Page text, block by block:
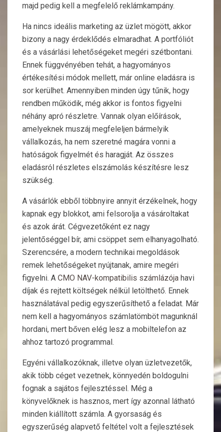
majd pedig kell a megfelelő reklámkampány.
Ha nincs ideális marketing az üzlet mögött, akkor
bizony a nagy érdeklődés elmaradhat. A portfóliót
és a vásárlási lehetőségeket megéri szétbontani.
Ennek függvényében tehát, a hagyományos
értékesítési módok mellett, már online eladásra is
sor kerülhet. Amennyiben minden úgy tűnik, hogy
rendben működik, még akkor is fontos figyelni
néhány apró részletre. Vannak olyan előírások,
amelyeknek muszáj megfeleljen bármelyik
vállalkozás, ha nem szeretné magára vonni a
hatóságok figyelmét és haragját. Az összes
eladásról részletes elszámolás készítésre lesz
szükség.
A vásárlók ebből többnyire annyit érzékelnek, hogy
kapnak egy blokkot, ami felsorolja a vásároltakat
és azok árát. Cégvezetőként ez nagy
jelentőséggel bír, ami csöppet sem elhanyagolható.
Szerencsére, a modern technikai megoldások
remek lehetőségeket nyújtanak, amire megéri
figyelni. A CMO NAV-kompatibilis számlázója havi
díjak és rejtett költségek nélkül letölthető. Ennek
használatával pedig egyszerűsíthető a feladat. Már
nem kell a hagyományos számlatömböt magunknál
hordani, mert bőven elég lesz a mobiltelefon az
ahhoz tartozó programmal.
Egyéni vállalkozóknak, illetve olyan üzletvezetők,
akik több céget vezetnek, könnyedén boldogulni
fognak a sajátos fejlesztéssel. Még a
könyvelőknek is hasznos, mert így azonnal látható
minden kiállított számla. A gyorsaság és
egyszerűség alapvető feltétel volt a fejlesztések